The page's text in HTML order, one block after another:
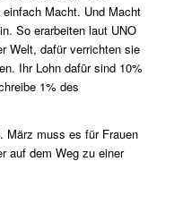
Macht. Und Macht
So erarbeiten laut UNO
Welt, dafür verrichten sie
Ihr Lohn dafür sind 10%
1% des
März muss es für Frauen
auf dem Weg zu einer